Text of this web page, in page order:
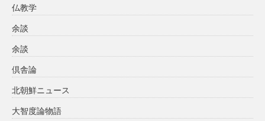
仏教学
余談
余談
倶舎論
北朝鮮ニュース
大智度論物語